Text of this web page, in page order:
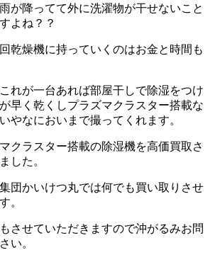
が降ってて外に洗濯物が干せないこと
よね？？
乾燥機に持っていくのはお金と時間も
れが一台あれば部屋干しで除湿をつけ
早く乾くしプラズマクラスター搭載な
やなにおいまで撮ってくれます。
クラスター搭載の除湿機を高価買取さ
した。
団かいけつ丸では何でも買い取りさせ
。
させていただきますので沖がるみお問
い。